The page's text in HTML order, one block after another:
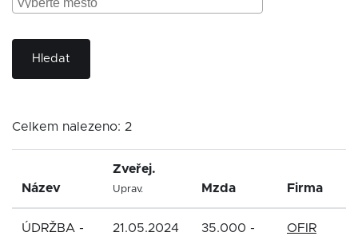
Hledat
Celkem nalezeno: 2
Název
Zveřej.
Uprav. Mzda Firma
ÚDRŽBA -
21.05.2024
35.000 -
OFIR